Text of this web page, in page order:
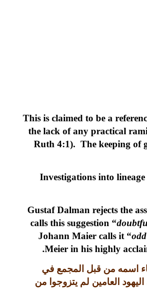
This is claimed to be a
the lack of any practical
Ruth 4:1). The keeping of
Investigations into
Gustaf Dalman rejects the
calls this suggestion “
Johann Maier calls it “
Meier in his highly
اسمه من قبل المجمع في
العامين لم يتزوجوا من